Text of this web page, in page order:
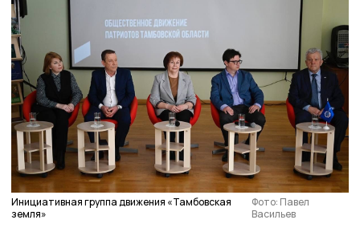
Инициативная группа движения «Тамбовская
земля»
Фото: Павел
Васильев